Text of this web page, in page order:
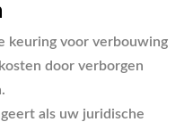
keuring voor verbouwing
door verborgen
als uw juridische